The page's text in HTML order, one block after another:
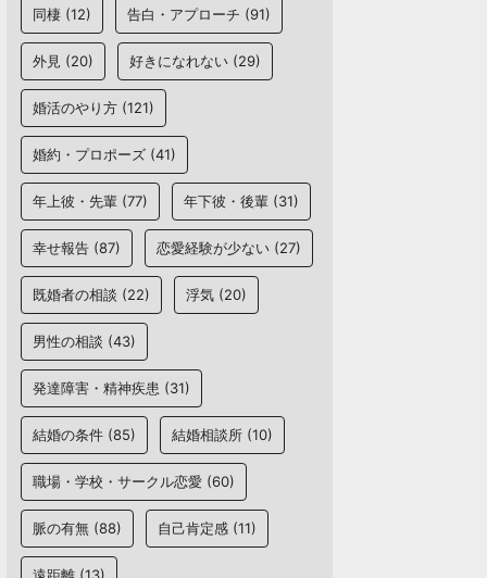
同棲 (12) 告白・アプローチ (91)
外見 (20) 好きになれない (29)
婚活のやり方 (121)
婚約・プロポーズ (41)
年上彼・先輩 (77) 年下彼・後輩 (31)
幸せ報告 (87) 恋愛経験が少ない (27)
既婚者の相談 (22) 浮気 (20)
男性の相談 (43)
発達障害・精神疾患 (31)
結婚の条件 (85) 結婚相談所 (10)
職場・学校・サークル恋愛 (60)
脈の有無 (88) 自己肯定感 (11)